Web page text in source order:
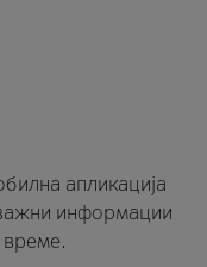
апликација
информации
време.